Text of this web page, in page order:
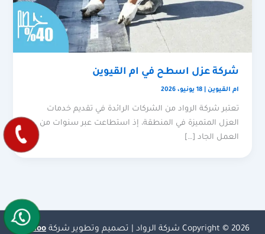
شركة عزل اسطح في ام القيوين
ام القيوين |18 يونيو، 2026
تعتبر شركة الرواد من الشركات الرائدة في تقديم خدمات
العزل المتميزة في المنطقة، إذ استطاعت عبر سنوات من
العمل الجاد […]
Copyright © 2026 شركة الرواد | تصميم وتطوير شركة Olymoo